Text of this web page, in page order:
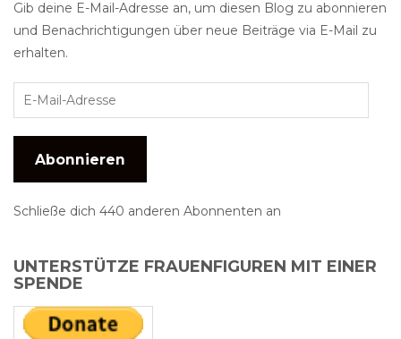
Gib deine E-Mail-Adresse an, um diesen Blog zu abonnieren
und Benachrichtigungen über neue Beiträge via E-Mail zu
erhalten.
Abonnieren
Schließe dich 440 anderen Abonnenten an
UNTERSTÜTZE FRAUENFIGUREN MIT EINER
SPENDE